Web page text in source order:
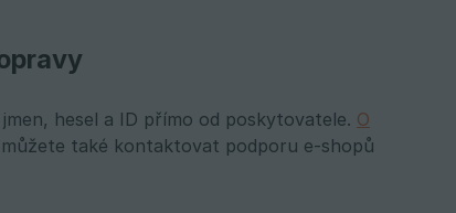
hesel a ID přímo od poskytovatele. O
také kontaktovat podporu e-shopů